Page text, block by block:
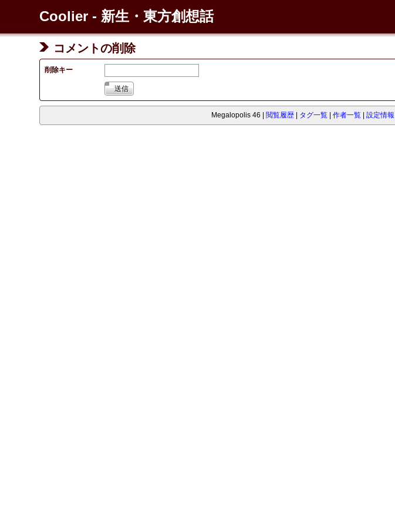
Coolier - 新生・東方創想話
コメントの削除
削除キー
送信
Megalopolis 46 閲覧履歴 タグ一覧 作者一覧 設定情報